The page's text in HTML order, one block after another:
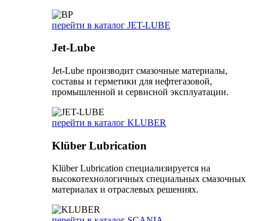
перейти в каталог JET-LUBE
Jet-Lube
Jet-Lube производит смазочные материалы,
составы и герметики для нефтегазовой,
промышленной и сервисной эксплуатации.
перейти в каталог KLUBER
Klüber Lubrication
Klüber Lubrication специализируется на
высокотехнологичных специальных смазочных
материалах и отраслевых решениях.